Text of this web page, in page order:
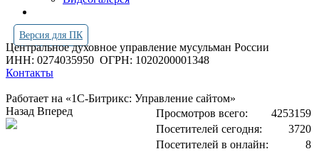
Версия для ПК
Центральное духовное управление мусульман России
ИНН: 0274035950 ОГРН: 1020200001348
Контакты
Работает на «1С-Битрикс: Управление сайтом»
Просмотров всего:
4253159
Посетителей сегодня:
3720
Посетителей в онлайн:
8
Назад Вперед